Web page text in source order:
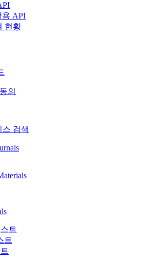
용 API
현황
의
검색
트
트